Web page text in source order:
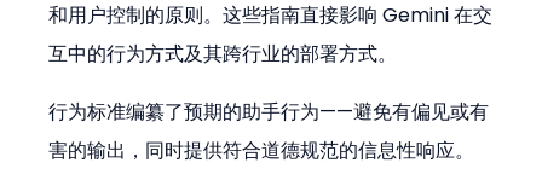
和用户控制的原则。这些指南直接影响 Gemini 在交
互中的行为方式及其跨行业的部署方式。
行为标准编纂了预期的助手行为——避免有偏见或有
害的输出，同时提供符合道德规范的信息性响应。